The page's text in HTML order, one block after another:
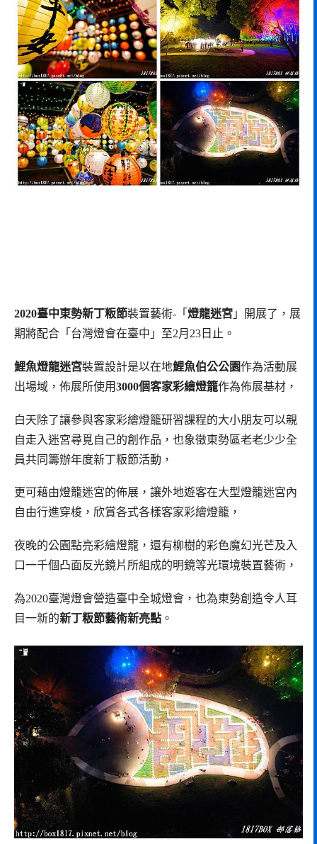
2020臺中東勢新丁粄節裝置藝術-「 燈龍迷宮 」開展了，展
期將配合「台灣燈會在臺中」至2月23日止。
鯉魚燈龍迷宮裝置設計是以在地鯉魚伯公公園作為活動展
出場域，佈展所使用3000個客家彩繪燈籠作為佈展基材，
白天除了讓參與客家彩繪燈籠研習課程的大小朋友可以親
自走入迷宮尋覓自己的創作品，也象徵東勢區老老少少全
員共同籌辦年度新丁粄節活動，
更可藉由燈籠迷宮的佈展，讓外地遊客在大型燈籠迷宮內
自由行進穿梭，欣賞各式各樣客家彩繪燈籠，
夜晚的公園點亮彩繪燈籠，還有柳樹的彩色魔幻光芒及入
口一千個凸面反光鏡片所組成的明鏡等光環境裝置藝術，
為2020臺灣燈會營造臺中全城燈會，也為東勢創造令人耳
目一新的新丁粄節藝術新亮點 。